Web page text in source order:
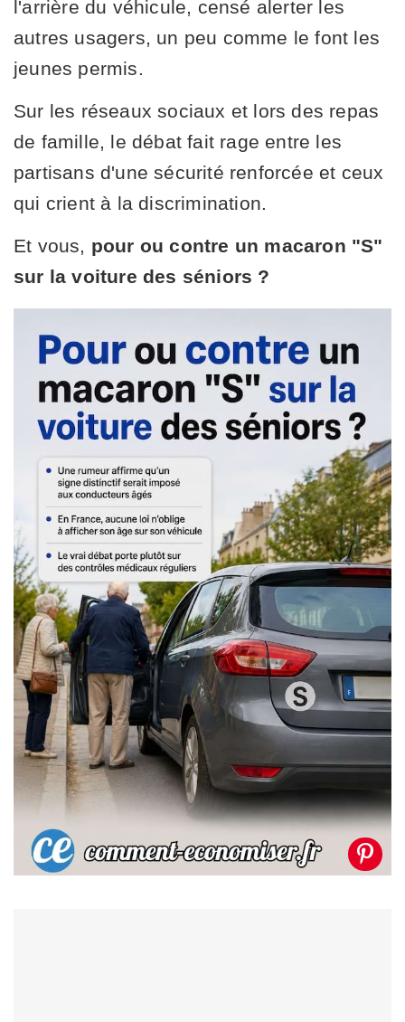
l'arrière du véhicule, censé alerter les
autres usagers, un peu comme le font les
jeunes permis.
Sur les réseaux sociaux et lors des repas
de famille, le débat fait rage entre les
partisans d'une sécurité renforcée et ceux
qui crient à la discrimination.
Et vous, pour ou contre un macaron "S"
sur la voiture des séniors ?